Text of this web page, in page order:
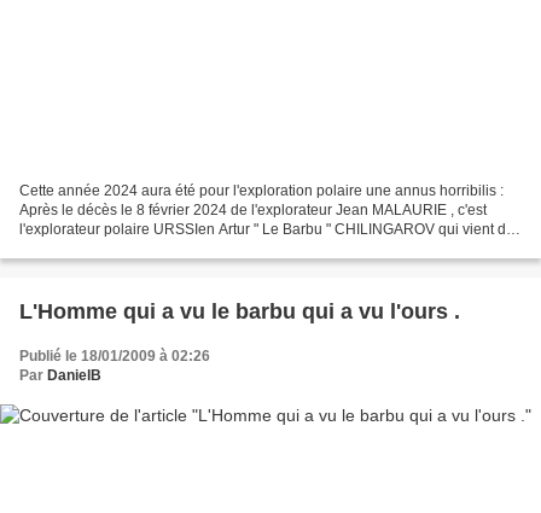
Cette année 2024 aura été pour l'exploration polaire une annus horribilis :
Après le décès le 8 février 2024 de l'explorateur Jean MALAURIE , c'est
l'explorateur polaire URSSIen Artur " Le Barbu " CHILINGAROV qui vient de
L'Homme qui a vu le barbu qui a vu l'ours .
Publié le 18/01/2009 à 02:26
Par DanielB